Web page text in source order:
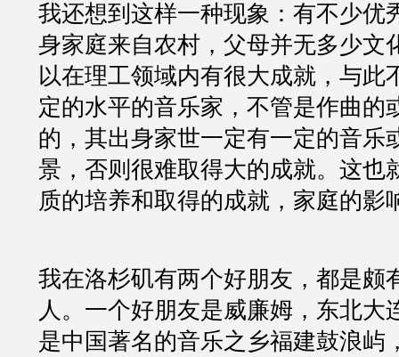
我还想到这样一种现象：有不少优
身家庭来自农村，父母并无多少文
以在理工领域内有很大成就，与此
定的水平的音乐家，不管是作曲的
的，其出身家世一定有一定的音乐
景，否则很难取得大的成就。这也
质的培养和取得的成就，家庭的影
我在洛杉矶有两个好朋友，都是颇
人。一个好朋友是威廉姆，东北大
是中国著名的音乐之乡福建鼓浪屿